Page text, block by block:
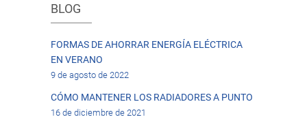
BLOG
FORMAS DE AHORRAR ENERGÍA ELÉCTRICA
EN VERANO
9 de agosto de 2022
CÓMO MANTENER LOS RADIADORES A PUNTO
16 de diciembre de 2021